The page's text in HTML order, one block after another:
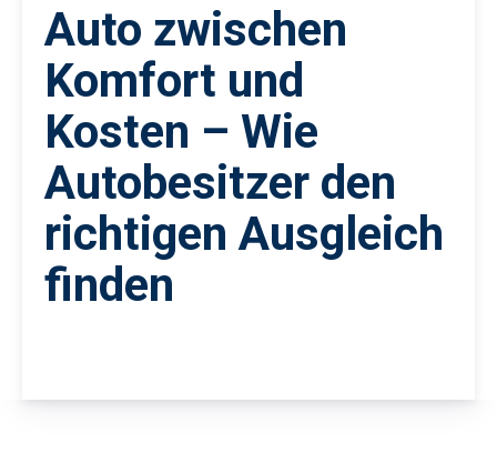
Auto zwischen
Komfort und
Kosten – Wie
Autobesitzer den
richtigen Ausgleich
finden